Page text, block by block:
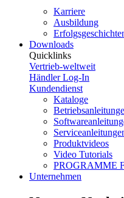
Karriere
Ausbildung
Downloads
Quicklinks
Vertrieb-weltweit
Händler Log-In
Kundendienst
Kataloge
Produktvideos
Video Tutorials
PROGRAMME
Unternehmen